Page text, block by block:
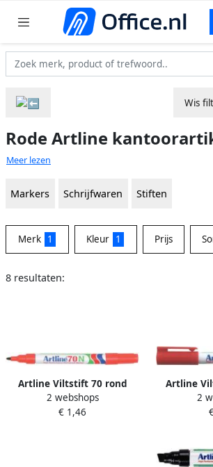
Wis
Rode Artline
Meer lezen
Markers Schrijfwaren Stiften
Merk 1 Kleur 1 Prijs
8 resultaten:
Artline Viltstift 70 rond
1.5mm rood
2 webshops
€ 1,46
Artline
2